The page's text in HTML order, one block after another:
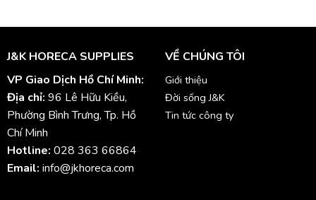
J&K HORECA SUPPLIES
VP Giao Dịch Hồ Chí Minh:
Địa chỉ: 96 Lê Hữu Kiều,
Phường Bình Trưng, Tp. Hồ
Chí Minh
Hotline: 028 363 66864
Email: info@jkhoreca.com
VỀ CHÚNG TÔI
Giới thiệu
Đời sống J&K
Tin tức công ty